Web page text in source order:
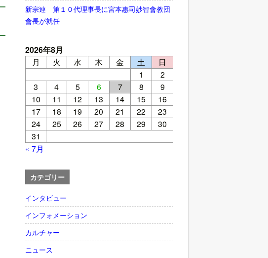
新宗連 第１０代理事長に宮本惠司妙智會教団
會長が就任
2026年8月
月
火 水 木 金 土
日
1
2
3
4 5 6 7 8
9
10
11 12 13 14 15
16
17
18 19 20 21 22
23
24
25 26 27 28 29
30
31
« 7月
カテゴリー
インタビュー
インフォメーション
カルチャー
ニュース